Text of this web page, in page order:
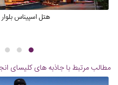
هتل اسپیناس
مطالب مرتبط با جاذبه های کلیسای